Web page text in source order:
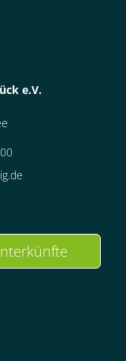
e.V.